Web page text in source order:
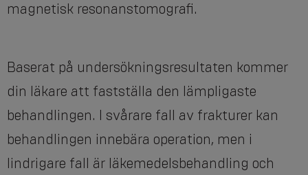
magnetisk resonanstomografi.
Baserat på undersökningsresultaten kommer
din läkare att fastställa den lämpligaste
behandlingen. I svårare fall av frakturer kan
behandlingen innebära operation, men i
lindrigare fall är läkemedelsbehandling och